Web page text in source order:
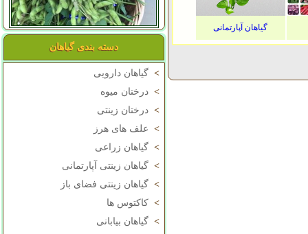
دسته بندی گیاهان
> گیاهان دارویی
> درختان میوه
> درختان زینتی
> علف های هرز
> گیاهان زراعی
> گیاهان زینتی آپارتمانی
> گیاهان زینتی فضای باز
> کاکتوس ها
> گیاهان بیابانی
گیاهان آپارتمانی